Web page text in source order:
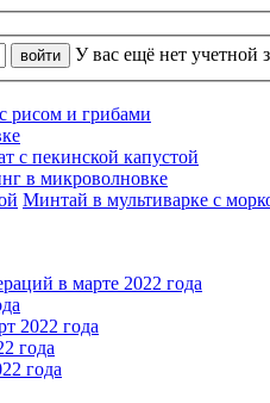
У вас ещё нет учетной
рисом и грибами
с пекинской капустой
в микроволновке
Минтай в мультиварке с
в марте 2022 года
2022 года
года
года